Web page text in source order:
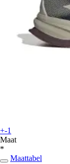
+-1
Maat
*
Maattabel